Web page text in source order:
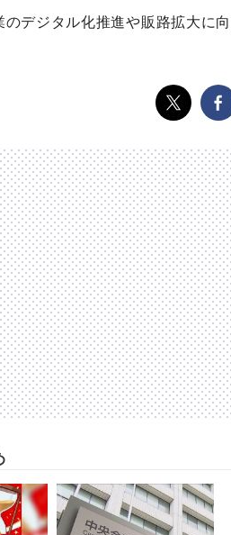
デジタル化推進や販路拡大に